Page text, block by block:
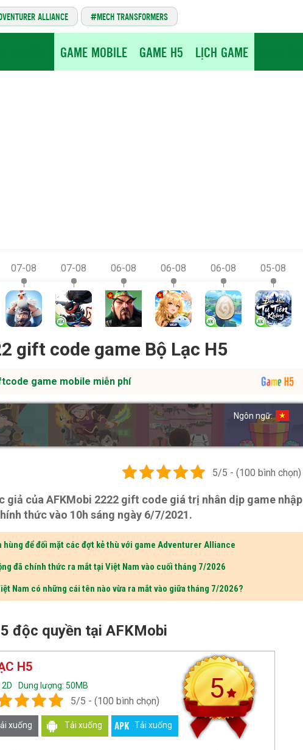
ALLIANCE MECH TRANSFORMERS
GAME MOBILE GAME H5 LỊCH GAME
07-08 07-08 06-08 06-08 06-08 05-08
gift code game Bộ Lạc H5
game mobile miễn phí
Ngôn ngữ:
5/5 - (100 bình chọn)
giả của AFKMobi 2222 gift code giá trị nhân dịp game nhập
thức vào 10h sáng ngày 6/7/2021.
hùng để đối mặt các đợt kẻ thù với game Adventurer Alliance
đã chính thức ra mắt tại Việt Nam vào cuối tháng 7/2026
Nam có những cái tên nào vừa ra mắt vào giữa tháng 7/2026?
độc quyền tại AFKMobi
H5
Dung lượng: 50MB
5/5 - (100 bình chọn)
xuống Tải xuống Tải xuống
5